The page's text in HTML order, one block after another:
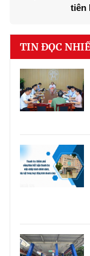
tiên
TIN ĐỌC